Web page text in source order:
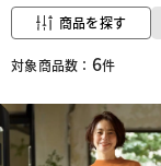
商品を探す
対象商品数： 6件